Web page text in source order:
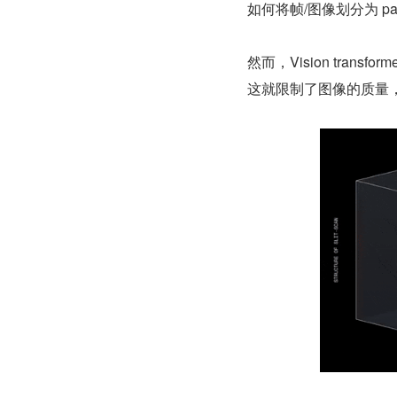
如何将帧/图像划分为
然而，Vision
这就限制了图像的质量